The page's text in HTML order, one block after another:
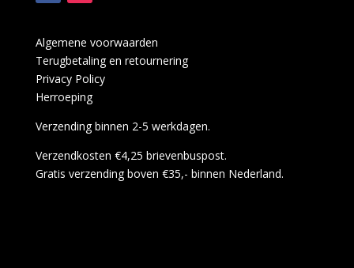
Algemene voorwaarden
Terugbetaling en retournering
Privacy Policy
Herroeping
Verzending binnen 2-5 werkdagen.
Verzendkosten €4,25 brievenbuspost.
Gratis verzending boven €35,- binnen Nederland.